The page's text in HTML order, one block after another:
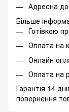
Адресна
Більше
Готівкою
Оплата на
Онлайн
Оплата на
Гарантія 14
повернення